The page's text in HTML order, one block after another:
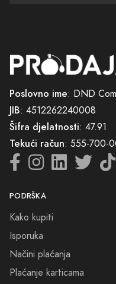
Poslovno ime: DND
JIB: 4512262240008
Šifra djelatnosti: 47.91
Tekući račun: 555-700-
PODRŠKA
Kako kupiti
Isporuka
Načini plaćanja
Plaćanje karticama